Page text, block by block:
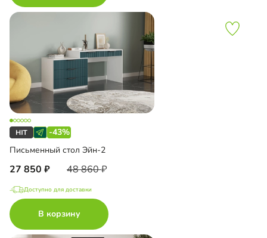
-43%
Письменный стол Эйн-2
27 850 48 860
Доступно для доставки
В корзину